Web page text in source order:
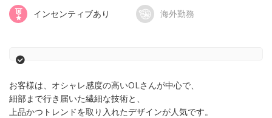
インセンティブあり 海外勤務
お客様は、オシャレ感度の高いOLさんが中心で、
細部まで行き届いた繊細な技術と、
上品かつトレンドを取り入れたデザインが人気です。